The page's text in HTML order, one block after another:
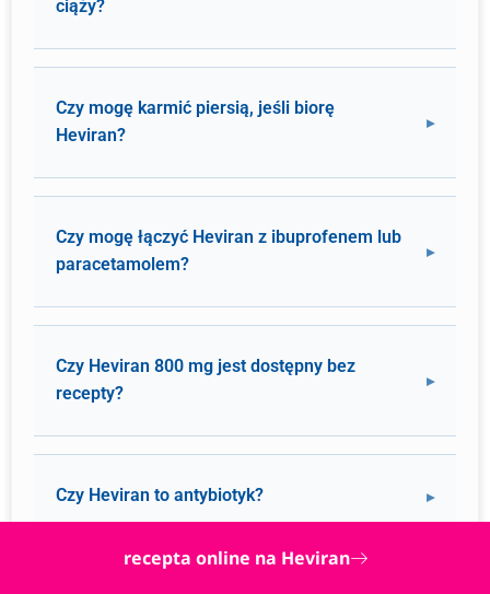
ciąży?
Czy mogę karmić piersią, jeśli biorę
Heviran?
Czy mogę łączyć Heviran z ibuprofenem lub
paracetamolem?
Czy Heviran 800 mg jest dostępny bez
recepty?
Czy Heviran to antybiotyk?
recepta online na Heviran